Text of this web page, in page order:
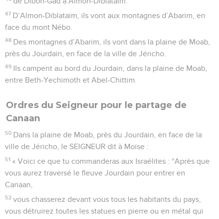
47 D’Almon-Diblataïm, ils vont aux montagnes d’Abarim, en
face du mont Nébo.
48 Des montagnes d’Abarim, ils vont dans la plaine de Moab,
près du Jourdain, en face de la ville de Jéricho.
49 Ils campent au bord du Jourdain, dans la plaine de Moab,
entre Beth-Yechimoth et Abel-Chittim.
Ordres du Seigneur pour le partage de
Canaan
50 Dans la plaine de Moab, près du Jourdain, en face de la
ville de Jéricho, le SEIGNEUR dit à Moïse :
51 « Voici ce que tu commanderas aux Israélites : “Après que
vous aurez traversé le fleuve Jourdain pour entrer en
Canaan,
52 vous chasserez devant vous tous les habitants du pays,
vous détruirez toutes les statues en pierre ou en métal qui